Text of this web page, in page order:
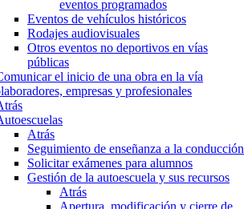
eventos programados
Eventos de vehículos históricos
Rodajes audiovisuales
Otros eventos no deportivos en vías
públicas
el inicio de una obra en la vía
empresas y profesionales
Atrás
Seguimiento de enseñanza a la conducción
Solicitar exámenes para alumnos
Gestión de la autoescuela y sus recursos
Atrás